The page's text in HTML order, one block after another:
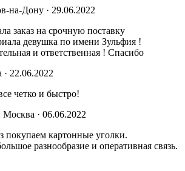
на-Дону · 29.06.2022
заказ на срочную поставку
девушка по имени Зульфия !
и ответственная ! Спасибо
22.06.2022
четко и быстро!
Москва · 06.06.2022
покупаем картонные уголки.
разнообразие и оперативная связь.